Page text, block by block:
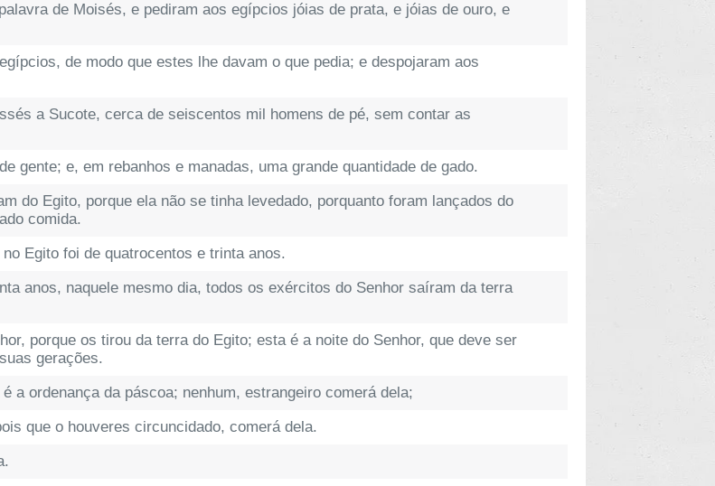
de Moisés, e pediram aos egípcios jóias de prata, e jóias de ouro, e
de modo que estes lhe davam o que pedia; e despojaram aos
a Sucote, cerca de seiscentos mil homens de pé, sem contar as
gente; e, em rebanhos e manadas, uma grande quantidade de gado.
do Egito, porque ela não se tinha levedado, porquanto foram lançados do
comida.
Egito foi de quatrocentos e trinta anos.
anos, naquele mesmo dia, todos os exércitos do Senhor saíram da terra
porque os tirou da terra do Egito; esta é a noite do Senhor, que deve ser
gerações.
a ordenança da páscoa; nenhum, estrangeiro comerá dela;
que o houveres circuncidado, comerá dela.